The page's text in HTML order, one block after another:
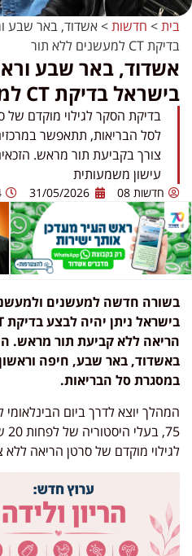
בית> חדשות>אשדוד, באר שבע
בדיקת CT למעשנים ללא תור
אשדוד, באר שבע
בישראל בדיקת CT למעשנים ללא תור
בדיקת הסקר לגילוי מוקדם
לסל הבריאות, תתאפשר
עישון משמעותית
חדשות 08 31/05/2026
בשורה חדשה למעשנים
באשדוד, באר שבע, חיפה וראשון
במסגרת סל הבריאות.
לגילוי מוקדם של סרטן הריאה ללא